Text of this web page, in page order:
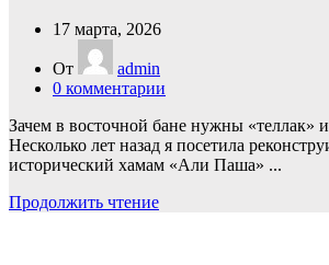
17 марта, 2026
От
admin
0 комментарии
Зачем в восточной бане нужны «теллак»
Несколько лет назад я посетила
исторический хамам «Али Паша» ...
Продолжить чтение